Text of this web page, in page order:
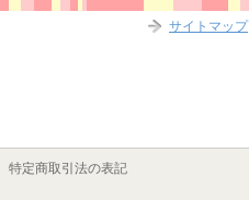
特定商取引法の表記
サイトマップ